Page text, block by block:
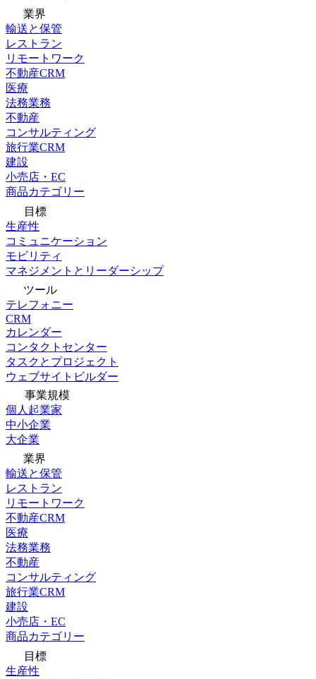
業界
輸送と保管
レストラン
リモートワーク
不動産CRM
医療
法務業務
不動産
コンサルティング
旅行業CRM
建設
小売店・EC
商品カテゴリー
目標
生産性
コミュニケーション
モビリティ
マネジメントとリーダーシップ
ツール
テレフォニー
CRM
カレンダー
コンタクトセンター
タスクとプロジェクト
ウェブサイトビルダー
事業規模
個人起業家
中小企業
大企業
業界
輸送と保管
レストラン
リモートワーク
不動産CRM
医療
法務業務
不動産
コンサルティング
旅行業CRM
建設
小売店・EC
商品カテゴリー
目標
生産性